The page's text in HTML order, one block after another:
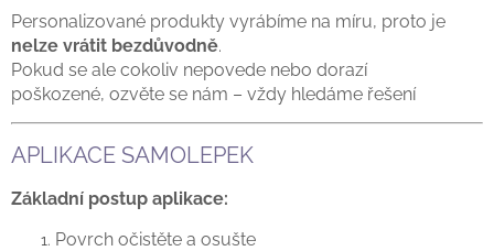
Personalizované produkty vyrábíme na míru, proto je
nelze vrátit bezdůvodně.
Pokud se ale cokoliv nepovede nebo dorazí
poškozené, ozvěte se nám – vždy hledáme řešení
APLIKACE SAMOLEPEK
Základní postup aplikace:
Povrch očistěte a osušte